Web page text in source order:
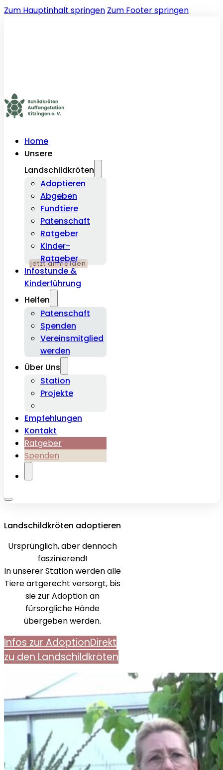
Zum Hauptinhalt springen Zum Footer springen
Home
Unsere
Landschildkröten
Adoptieren
Abgeben
Fundtiere
Patenschaft
Ratgeber
Kinder-
Ratgeber
Infostunde &
Kinderführung
Helfen
Patenschaft
Spenden
Vereinsmitglied
werden
Über Uns
Station
Projekte
Empfehlungen
Kontakt
Ratgeber
Spenden
Landschildkröten adoptieren
Ursprünglich, aber dennoch
faszinierend!
In unserer Station werden alle
Tiere artgerecht versorgt, bis
sie zur Adoption an
fürsorgliche Hände
übergeben werden.
Infos zur AdoptionDirekt
zu den Landschildkröten